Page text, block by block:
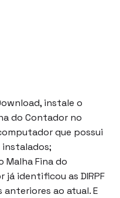
instale o
do Contador no
que possui
instalados;
Malha Fina do
já identificou as DIRPF
anteriores ao atual. E